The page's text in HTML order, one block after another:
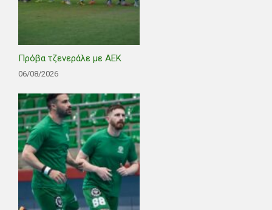
Πρόβα τζενεράλε με ΑΕΚ
06/08/2026